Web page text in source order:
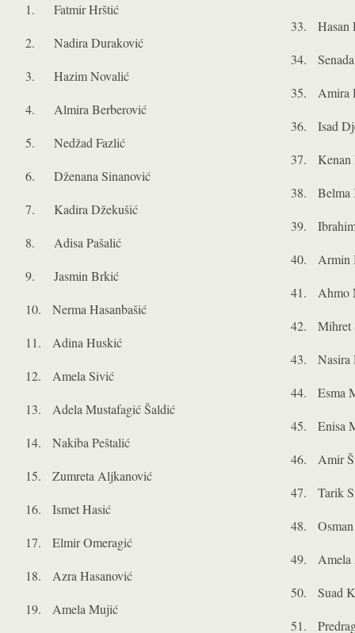
1. Fatmir Hrštić
2. Nadira Duraković
3. Hazim Novalić
4. Almira Berberović
5. Nedžad Fazlić
6. Dženana Sinanović
7. Kadira Džekušić
8. Adisa Pašalić
9. Jasmin Brkić
10. Nerma Hasanbašić
11. Adina Huskić
12. Amela Sivić
13. Adela Mustafagić Šaldić
14. Nakiba Peštalić
15. Zumreta Aljkanović
16. Ismet Hasić
17. Elmir Omeragić
18. Azra Hasanović
19. Amela Mujić
33. Hasan
34.
35. Amira
36. Isad
37. Kenan
38. Belma
39.
40. Armin
41. Ahmo
42. Mihret
43. Nasira
44. Esma
45. Enisa
46. Amir
47. Tarik
48. Osman
49. Amela
50. Suad
51.